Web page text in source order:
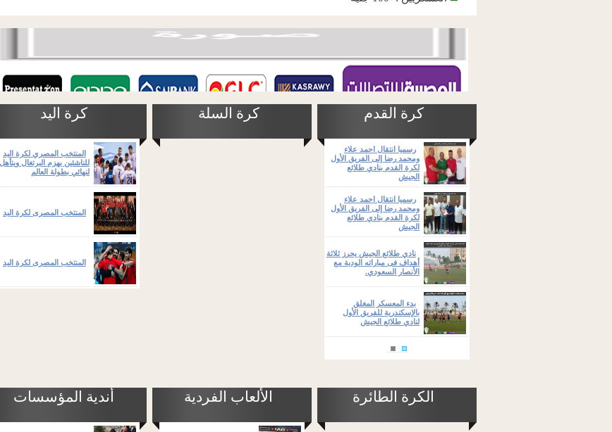
كرة القدم
رسميا انتقال احمد علاء
ومحمد رضا إلى الفريق الأول
لكرة القدم بنادي طلائع
الجيش
رسميا انتقال احمد علاء
ومحمد رضا إلى الفريق الأول
لكرة القدم بنادي طلائع
الجيش
نادي طلائع الجيش يحرز ثلاثة
أهداف فى مباراته الودية مع
الأنصار السعودي.
بدء المعسكر المغلق
بالإسكندرية للفريق الأول
لنادي طلائع الجيش
كرة السلة كرة اليد
المنتخب المصري لكرة اليد
للناشئين يهزم البرتغال ويتأهل
لنهائي بطولة العالم
المنتخب المصرى لكرة اليد
المنتخب المصرى لكرة اليد
الكرة الطائرة الألعاب الفردية أندية المؤسسات